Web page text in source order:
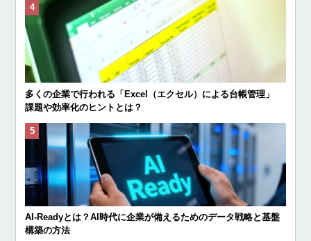
多くの企業で行われる「Excel（エクセル）による台帳管理」
課題や効率化のヒントとは？
AI-Readyとは？AI時代に企業が備えるためのデータ戦略と基盤
構築の方法